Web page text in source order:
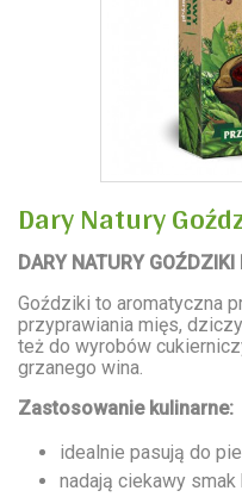
Dary Natury
DARY NATURY GOŹDZIKI
Goździki to aromatyczna
przyprawiania mięs,
też do wyrobów
grzanego wina.
Zastosowanie kulinarne:
idealnie pasują do
nadają ciekawy